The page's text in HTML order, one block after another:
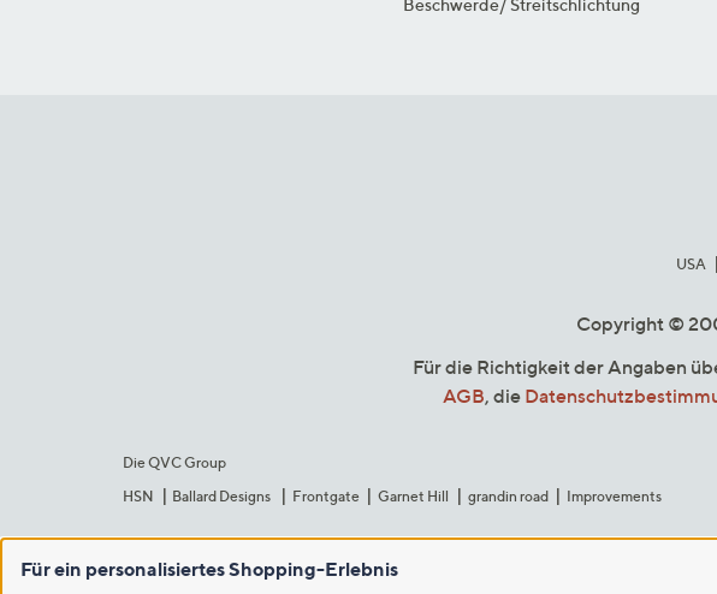
Beschwerde/ Streitschlichtung
USA
Copyright ©
Für die Richtigkeit der Angaben
AGB, die
Die QVC Group
HSN
Ballard Designs Frontgate Garnet Hill grandin road Improvements
Für ein personalisiertes Shopping-Erlebnis